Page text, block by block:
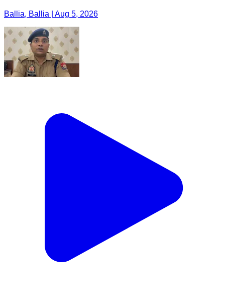
Ballia, Ballia | Aug 5, 2026